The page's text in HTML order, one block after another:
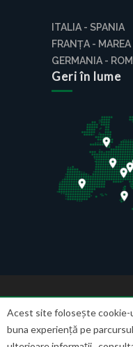
ITALIA - SPANIA
FRANȚA -
GERMANIA -
Geri în lume
AUTOSERVIRE
Copyright © 2021
Acest site folosește cookie-
buna experiență pe